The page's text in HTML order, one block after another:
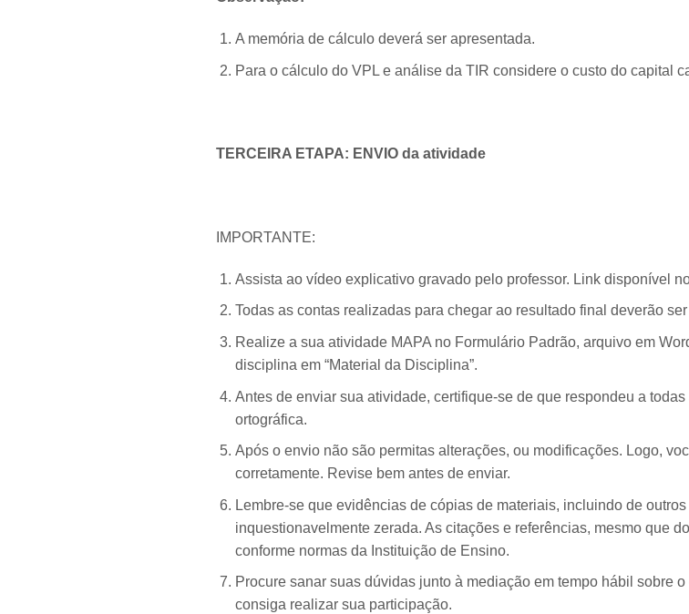
A memória de cálculo deverá ser apresentada.
Para o cálculo do VPL e análise da TIR considere o custo do capital
TERCEIRA ETAPA: ENVIO da atividade
IMPORTANTE:
Assista ao vídeo explicativo gravado pelo professor. Link disponível
Todas as contas realizadas para chegar ao resultado final deverão
Realize a sua atividade MAPA no Formulário Padrão, arquivo em
disciplina em “Material da Disciplina”.
Antes de enviar sua atividade, certifique-se de que respondeu a
ortográfica.
Após o envio não são permitas alterações, ou modificações. Logo,
corretamente. Revise bem antes de enviar.
Lembre-se que evidências de cópias de materiais, incluindo de
inquestionavelmente zerada. As citações e referências, mesmo que
conforme normas da Instituição de Ensino.
Procure sanar suas dúvidas junto à mediação em tempo hábil sobre
consiga realizar sua participação.